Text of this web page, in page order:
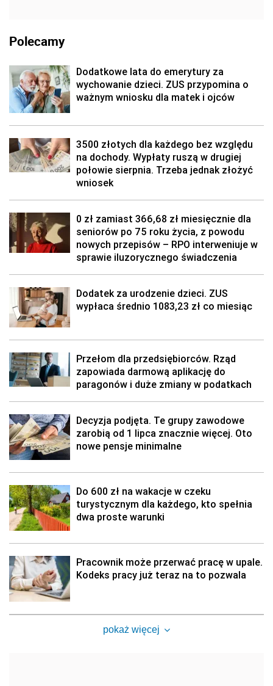
Polecamy
Dodatkowe lata do emerytury za
wychowanie dzieci. ZUS przypomina o
ważnym wniosku dla matek i ojców
3500 złotych dla każdego bez względu
na dochody. Wypłaty ruszą w drugiej
połowie sierpnia. Trzeba jednak złożyć
wniosek
0 zł zamiast 366,68 zł miesięcznie dla
seniorów po 75 roku życia, z powodu
nowych przepisów – RPO interweniuje w
sprawie iluzorycznego świadczenia
Dodatek za urodzenie dzieci. ZUS
wypłaca średnio 1083,23 zł co miesiąc
Przełom dla przedsiębiorców. Rząd
zapowiada darmową aplikację do
paragonów i duże zmiany w podatkach
Decyzja podjęta. Te grupy zawodowe
zarobią od 1 lipca znacznie więcej. Oto
nowe pensje minimalne
Do 600 zł na wakacje w czeku
turystycznym dla każdego, kto spełnia
dwa proste warunki
Pracownik może przerwać pracę w upale.
Kodeks pracy już teraz na to pozwala
pokaż więcej